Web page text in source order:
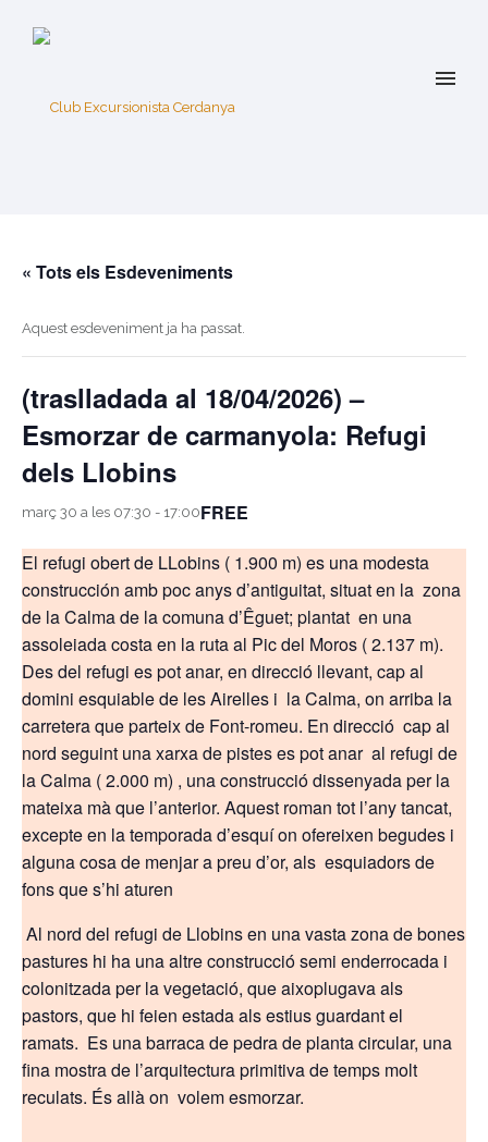
« Tots els Esdeveniments
Aquest esdeveniment ja ha passat.
(traslladada al 18/04/2026) –
Esmorzar de carmanyola: Refugi
dels Llobins
març 30 a les 07:30 - 17:00FREE
El refugi obert de LLobins ( 1.900 m) es una modesta
construcción amb poc anys d’antiguitat, situat en la zona
de la Calma de la comuna d’Êguet; plantat en una
assoleiada costa en la ruta al Pic del Moros ( 2.137 m).
Des del refugi es pot anar, en direcció llevant, cap al
domini esquiable de les Airelles i la Calma, on arriba la
carretera que parteix de Font-romeu. En direcció cap al
nord seguint una xarxa de pistes es pot anar al refugi de
la Calma ( 2.000 m) , una construcció dissenyada per la
mateixa mà que l’anterior. Aquest roman tot l’any tancat,
excepte en la temporada d’esquí on ofereixen begudes i
alguna cosa de menjar a preu d’or, als esquiadors de
fons que s’hi aturen
Al nord del refugi de Llobins en una vasta zona de bones
pastures hi ha una altre construcció semi enderrocada i
colonitzada per la vegetació, que aixoplugava als
pastors, que hi feien estada als estius guardant el
ramats. Es una barraca de pedra de planta circular, una
fina mostra de l’arquitectura primitiva de temps molt
reculats. És allà on volem esmorzar.